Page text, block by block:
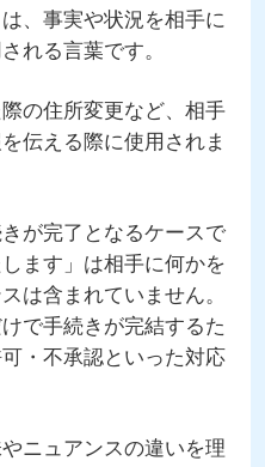
、事実や状況を相手に
れる言葉です。
の住所変更など、相手
伝える際に使用されま
が完了となるケースで
ます」は相手に何かを
は含まれていません。
で手続きが完結するた
・不承認といった対応
ニュアンスの違いを理